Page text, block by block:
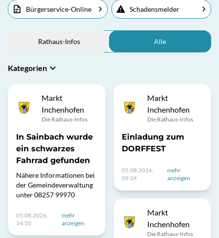
Bürgerservice-Online Schadensmelder
Rathaus-Infos Alle
Kategorien
Markt
Inchenhofen
Die Rathaus-Infos
In Sainbach wurde
ein schwarzes
Fahrrad gefunden
Nähere Informationen bei
der Gemeindeverwaltung
unter 08257 99970
05.08.2026,
14:50
mehr
anzeigen
Markt
Inchenhofen
Die Rathaus-Infos
Einladung zum
DORFFEST
05.08.2026,
09:24
mehr
anzeigen
Markt
Inchenhofen
Die Rathaus-Infos